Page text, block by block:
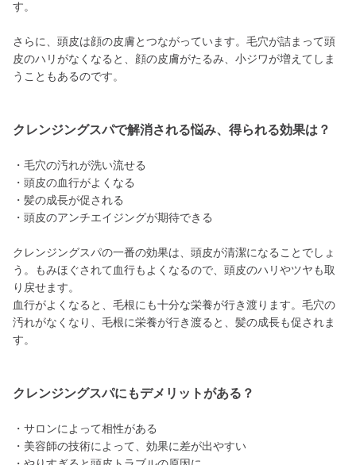
す。
さらに、頭皮は顔の皮膚とつながっています。毛穴が詰まって頭
皮のハリがなくなると、顔の皮膚がたるみ、小ジワが増えてしま
うこともあるのです。
クレンジングスパで解消される悩み、得られる効果は？
・毛穴の汚れが洗い流せる
・頭皮の血行がよくなる
・髪の成長が促される
・頭皮のアンチエイジングが期待できる
クレンジングスパの一番の効果は、頭皮が清潔になることでしょ
う。もみほぐされて血行もよくなるので、頭皮のハリやツヤも取
り戻せます。
血行がよくなると、毛根にも十分な栄養が行き渡ります。毛穴の
汚れがなくなり、毛根に栄養が行き渡ると、髪の成長も促されま
す。
クレンジングスパにもデメリットがある？
・サロンによって相性がある
・美容師の技術によって、効果に差が出やすい